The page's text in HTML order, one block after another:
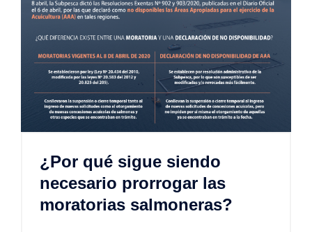
¿Por qué sigue siendo
necesario prorrogar las
moratorias salmoneras?